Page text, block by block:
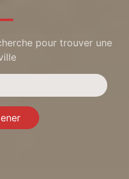
pour trouver une